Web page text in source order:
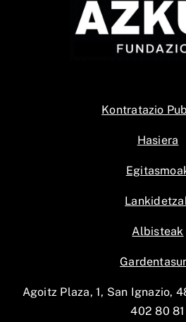
Kontratazio
Hasiera
Albisteak
Agoitz Plaza, 1, San Ignazio,
402 80 81